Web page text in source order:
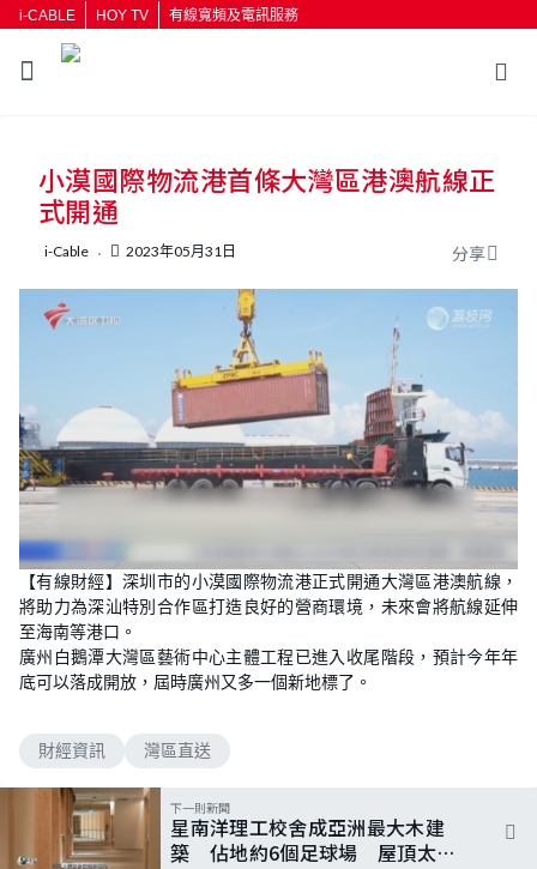
i-CABLE HOY TV 有線寬頻及電訊服務
按輸入鍵開始搜尋
小漠國際物流港首條大灣區港澳航線正
式開通
i-Cable 2023年05月31日 分享
【有線財經】深圳市的小漠國際物流港正式開通大灣區港澳航線，
將助力為深汕特別合作區打造良好的營商環境，未來會將航線延伸
至海南等港口。
廣州白鵝潭大灣區藝術中心主體工程已進入收尾階段，預計今年年
底可以落成開放，屆時廣州又多一個新地標了。
財經資訊 灣區直送
下一則新聞
星南洋理工校舍成亞洲最大木建
築 佔地約6個足球場 屋頂太陽